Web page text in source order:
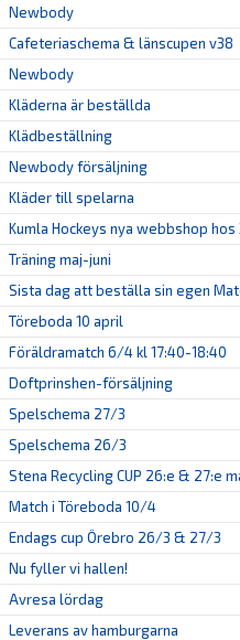
Newbody
Cafeteriaschema & länscupen v38
Newbody
Kläderna är beställda
Klädbeställning
Newbody försäljning
Kläder till spelarna
Kumla Hockeys nya webbshop hos
Träning maj-juni
Sista dag att beställa sin egen
Töreboda 10 april
Föräldramatch 6/4 kl 17:40-18:40
Doftprinshen-försäljning
Spelschema 27/3
Spelschema 26/3
Stena Recycling CUP 26:e & 27:e
Match i Töreboda 10/4
Endags cup Örebro 26/3 & 27/3
Nu fyller vi hallen!
Avresa lördag
Leverans av hamburgarna